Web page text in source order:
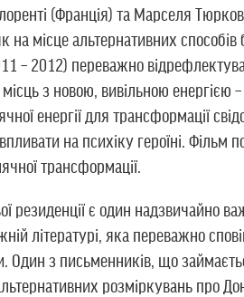
(Франція) та Марселя
на місце альтернативних
– 2012) переважно
з новою, вивільною енергією
енергії для трансформації
на психіку героїні. Фільм
трансформації.
резиденції є один
літературі, яка переважно
Один з письменників, що
розміркувань про